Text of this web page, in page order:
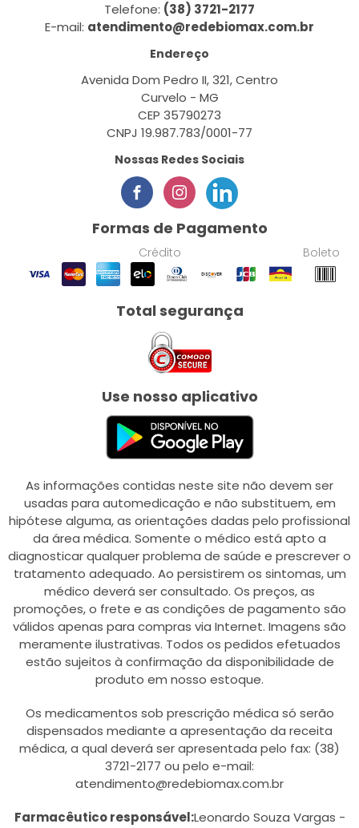
Telefone: (38) 3721-2177
E-mail: atendimento@redebiomax.com.br
Endereço
Avenida Dom Pedro II, 321, Centro
Curvelo - MG
CEP 35790273
CNPJ 19.987.783/0001-77
Nossas Redes Sociais
Formas de Pagamento
Crédito Boleto
Total segurança
Use nosso aplicativo
As informações contidas neste site não devem ser
usadas para automedicação e não substituem, em
hipótese alguma, as orientações dadas pelo profissional
da área médica. Somente o médico está apto a
diagnosticar qualquer problema de saúde e prescrever o
tratamento adequado. Ao persistirem os sintomas, um
médico deverá ser consultado. Os preços, as
promoções, o frete e as condições de pagamento são
válidos apenas para compras via Internet. Imagens são
meramente ilustrativas. Todos os pedidos efetuados
estão sujeitos à confirmação da disponibilidade de
produto em nosso estoque.
Os medicamentos sob prescrição médica só serão
dispensados mediante a apresentação da receita
médica, a qual deverá ser apresentada pelo fax: (38)
3721-2177 ou pelo e-mail:
atendimento@redebiomax.com.br
Farmacêutico responsável:Leonardo Souza Vargas -